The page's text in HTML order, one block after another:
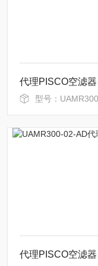
代理PISCO空滤
型号：
代理PISCO空滤